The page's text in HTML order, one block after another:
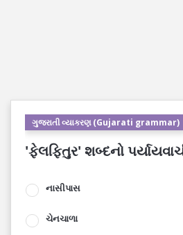
ગુજરાતી વ્યાકરણ (Gujarati grammar)
'ફેલફિતુર' શબ્દનો
નાસીપાસ
ચેનચાળા